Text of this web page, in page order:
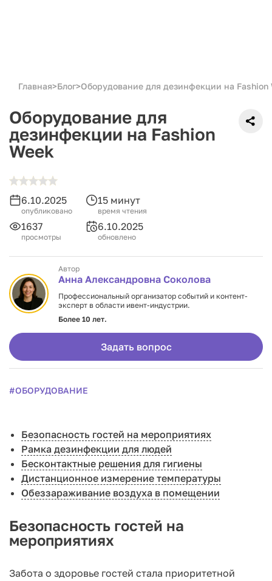
Главная>Блог>Оборудование для дезинфекции на Fashion
Оборудование для
дезинфекции на Fashion
Week
6.10.2025
опубликовано
15 минут
время чтения
1637
просмотры
6.10.2025
обновлено
Автор
Анна Александровна Соколова
Профессиональный организатор событий и контент-
эксперт в области ивент-индустрии.
Более 10 лет.
Задать вопрос
#ОБОРУДОВАНИЕ
Безопасность гостей на мероприятиях
Рамка дезинфекции для людей
Бесконтактные решения для гигиены
Дистанционное измерение температуры
Обеззараживание воздуха в помещении
Безопасность гостей на
мероприятиях
Забота о здоровье гостей стала приоритетной